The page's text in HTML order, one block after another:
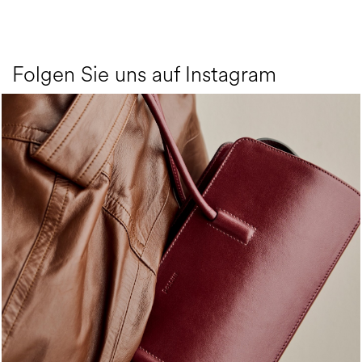
Folgen Sie uns auf Instagram
Classy, sassy, trendy - the new Pollini Lady Bag is ...